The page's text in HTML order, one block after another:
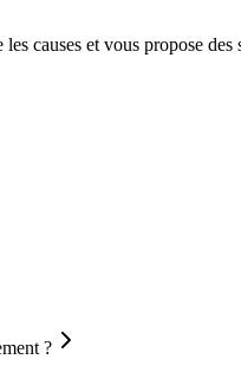
causes et vous propose des
?